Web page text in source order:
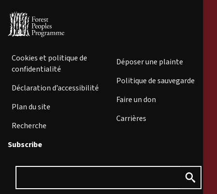
Cookies et politique de
confidentialité
Déclaration d’accessibilité
Plan du site
Recherche
Déposer une plainte
Politique de sauvegarde
Faire un don
Carrières
Subscribe